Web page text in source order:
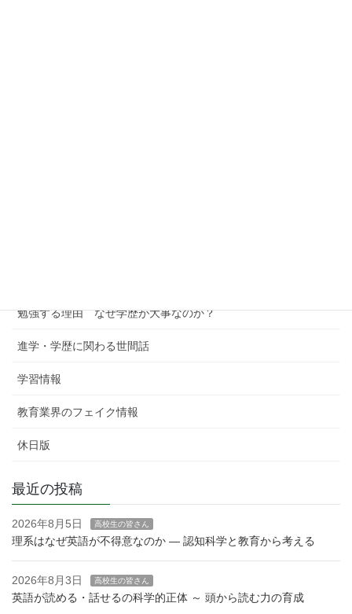
勉強する理由 なぜ学歴が大事なのか？
進学・学歴に関わる世間話
学習情報
教育業界のフェイク情報
休日版
最近の投稿
2026年8月5日 高校生の皆さん
理系はなぜ英語が不得意なのか — 認知科学と教育から考える
2026年8月3日 高校生の皆さん
英語が読める・話せるの科学的正体 ～ 頭から読む力の育成